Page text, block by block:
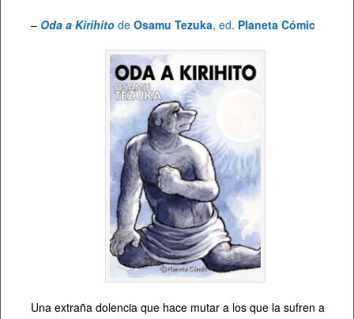
– Oda a Kirihito de Osamu Tezuka, ed. Planeta Cómic
Una extraña dolencia que hace mutar a los que la sufren a